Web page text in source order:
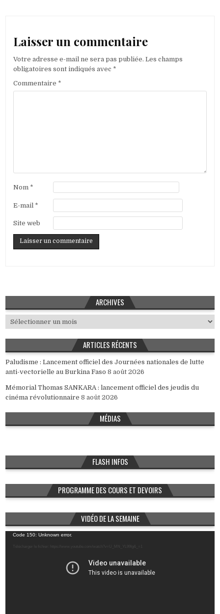
Laisser un commentaire
Votre adresse e-mail ne sera pas publiée. Les champs
obligatoires sont indiqués avec *
Commentaire *
Nom *
E-mail *
Site web
ARCHIVES
Archives
ARTICLES RÉCENTS
Paludisme : Lancement officiel des Journées nationales de lutte
anti-vectorielle au Burkina Faso 8 août 2026
Mémorial Thomas SANKARA : lancement officiel des jeudis du
cinéma révolutionnaire 8 août 2026
MÉDIAS
FLASH INFOS
PROGRAMME DES COURS ET DEVOIRS
VIDÉO DE LA SEMAINE
Lecteur
vidéo
Code 150: Unknown error.
Télécharger le fichier: https://www.youtube.com/watch?v=U_MN_YL99Ig&_=1